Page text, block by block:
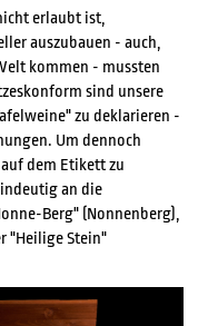
erlaubt ist,
auszubauen - auch,
kommen - mussten
sind unsere
zu deklarieren -
Um dennoch
dem Etikett zu
an die
Berg" (Nonnenberg),
"Heilige Stein"